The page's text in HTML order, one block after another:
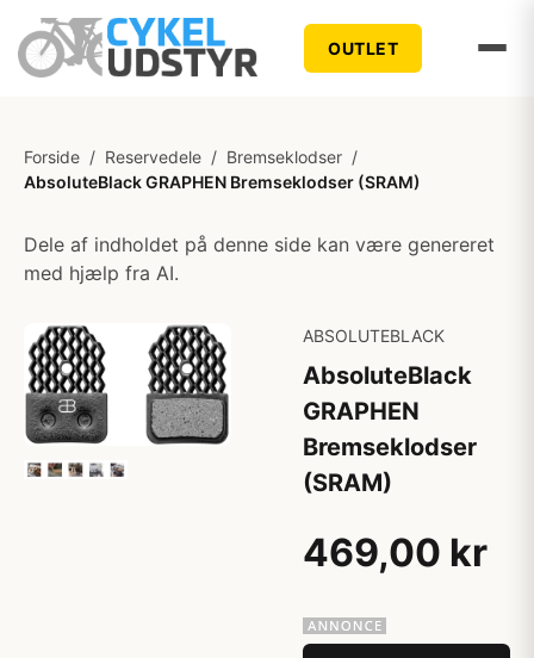
OUTLET
Forside / Reservedele / Bremseklodser /
AbsoluteBlack GRAPHEN Bremseklodser (SRAM)
Dele af indholdet på denne side kan være genereret
med hjælp fra AI.
ABSOLUTEBLACK
AbsoluteBlack
GRAPHEN
Bremseklodser
(SRAM)
469,00 kr